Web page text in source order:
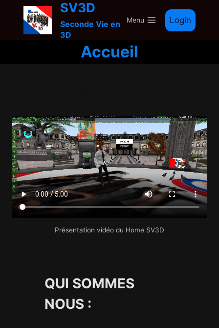
content
SV3D
Seconde Vie en
3D
Menu Login
Accueil
Présentation vidéo du Home SV3D
QUI SOMMES
NOUS :